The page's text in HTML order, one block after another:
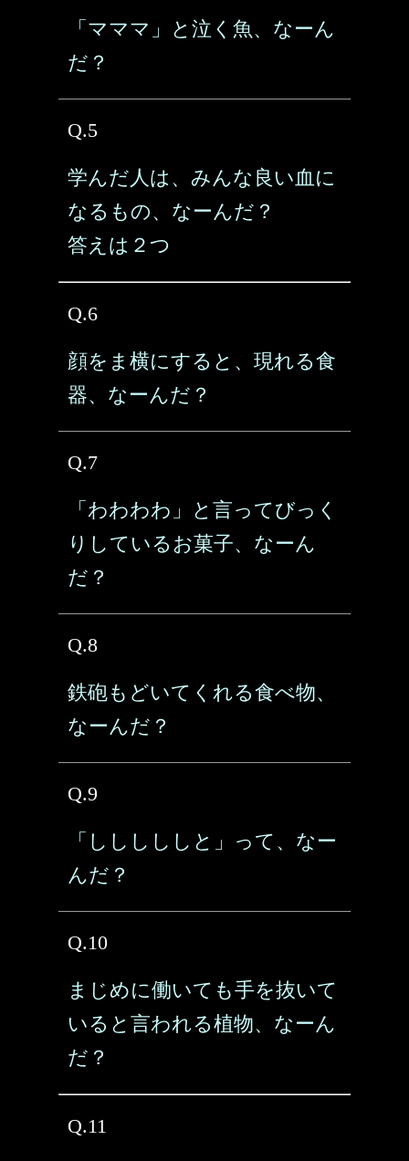
「マママ」と泣く魚、なーん
だ？
Q.5
学んだ人は、みんな良い血に
なるもの、なーんだ？
答えは２つ
Q.6
顔をま横にすると、現れる食
器、なーんだ？
Q.7
「わわわわ」と言ってびっく
りしているお菓子、なーん
だ？
Q.8
鉄砲もどいてくれる食べ物、
なーんだ？
Q.9
「しししししと」って、なー
んだ？
Q.10
まじめに働いても手を抜いて
いると言われる植物、なーん
だ？
Q.11